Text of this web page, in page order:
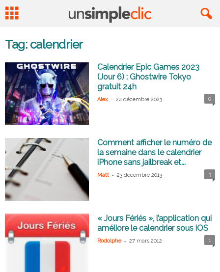
Tag: calendrier
Calendrier Epic Games 2023
(Jour 6) : Ghostwire Tokyo
gratuit 24h
Alex - 24 décembre 2023 0
Comment afficher le numéro de
la semaine dans le calendrier
iPhone sans jailbreak et...
Matt - 23 décembre 2013 3
« Jours Fériés », l’application qui
améliore le calendrier sous iOS
Rodolphe - 27 mars 2012 1